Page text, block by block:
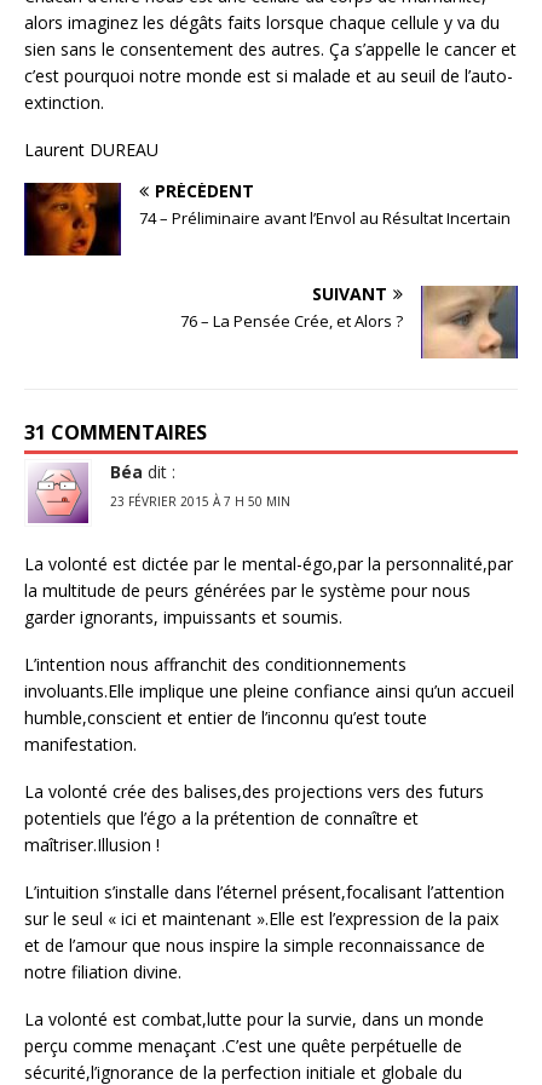
alors imaginez les dégâts faits lorsque chaque cellule y va du
sien sans le consentement des autres. Ça s’appelle le cancer et
c’est pourquoi notre monde est si malade et au seuil de l’auto-
extinction.
Laurent DUREAU
PRÉCÉDENT
74 – Préliminaire avant l’Envol au Résultat Incertain
SUIVANT
76 – La Pensée Crée, et Alors ?
31 COMMENTAIRES
Béa dit :
23 FÉVRIER 2015 À 7 H 50 MIN
La volonté est dictée par le mental-égo,par la personnalité,par
la multitude de peurs générées par le système pour nous
garder ignorants, impuissants et soumis.
L’intention nous affranchit des conditionnements
involuants.Elle implique une pleine confiance ainsi qu’un accueil
humble,conscient et entier de l’inconnu qu’est toute
manifestation.
La volonté crée des balises,des projections vers des futurs
potentiels que l’égo a la prétention de connaître et
maîtriser.Illusion !
L’intuition s’installe dans l’éternel présent,focalisant l’attention
sur le seul « ici et maintenant ».Elle est l’expression de la paix
et de l’amour que nous inspire la simple reconnaissance de
notre filiation divine.
La volonté est combat,lutte pour la survie, dans un monde
perçu comme menaçant .C’est une quête perpétuelle de
sécurité,l’ignorance de la perfection initiale et globale du